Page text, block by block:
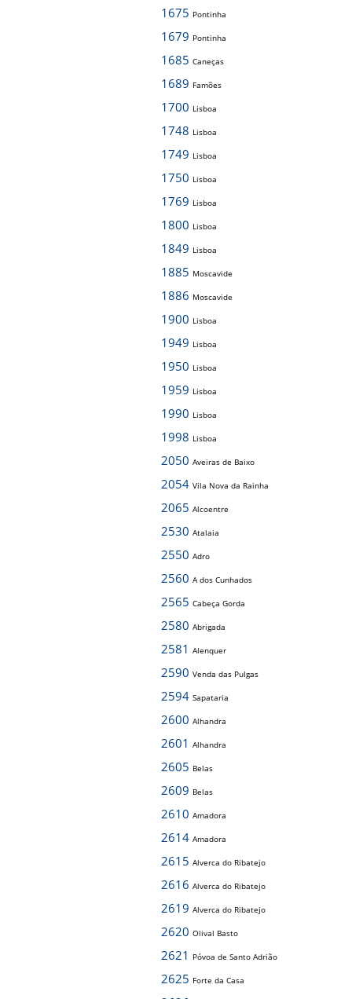
1675 Pontinha
1679 Pontinha
1685 Caneças
1689 Famões
1700 Lisboa
1748 Lisboa
1749 Lisboa
1750 Lisboa
1769 Lisboa
1800 Lisboa
1849 Lisboa
1885 Moscavide
1886 Moscavide
1900 Lisboa
1949 Lisboa
1950 Lisboa
1959 Lisboa
1990 Lisboa
1998 Lisboa
2050 Aveiras de Baixo
2054 Vila Nova da Rainha
2065 Alcoentre
2530 Atalaia
2550 Adro
2560 A dos Cunhados
2565 Cabeça Gorda
2580 Abrigada
2581 Alenquer
2590 Venda das Pulgas
2594 Sapataria
2600 Alhandra
2601 Alhandra
2605 Belas
2609 Belas
2610 Amadora
2614 Amadora
2615 Alverca do Ribatejo
2616 Alverca do Ribatejo
2619 Alverca do Ribatejo
2620 Olival Basto
2621 Póvoa de Santo Adrião
2625 Forte da Casa